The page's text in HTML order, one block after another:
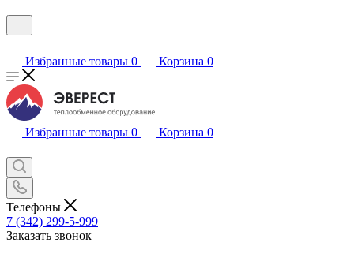
Избранные товары 0 Корзина 0
Избранные товары 0 Корзина 0
Телефоны
7 (342) 299-5-999
Заказать звонок